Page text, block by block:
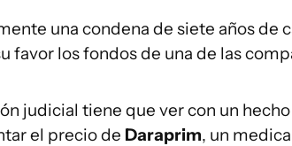
una condena de siete años de
favor los fondos de una de las
judicial tiene que ver con un
el precio de Daraprim, un